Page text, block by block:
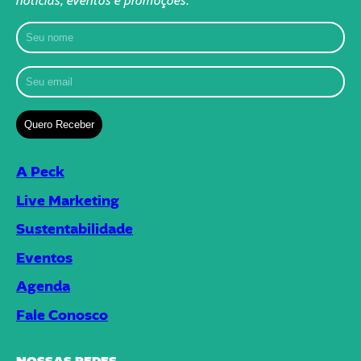
A Peck
Live Marketing
Sustentabilidade
Eventos
Agenda
Fale Conosco